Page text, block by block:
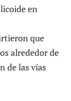
en
que
alrededor de
de las vías